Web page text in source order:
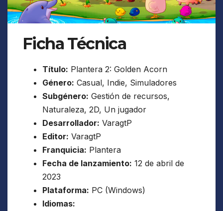
Ficha Técnica
Título: Plantera 2: Golden Acorn
Género: Casual, Indie, Simuladores
Subgénero: Gestión de recursos,
Naturaleza, 2D, Un jugador
Desarrollador: VaragtP
Editor: VaragtP
Franquicia: Plantera
Fecha de lanzamiento: 12 de abril de
2023
Plataforma: PC (Windows)
Idiomas: